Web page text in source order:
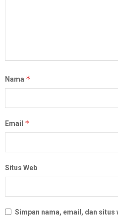
Nama *
Email *
Situs Web
Simpan nama, email, dan situs